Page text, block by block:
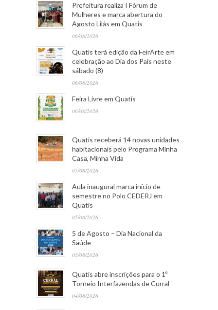
Prefeitura realiza I Fórum de
Mulheres e marca abertura do
Agosto Lilás em Quatis
06/08/2026
Quatis terá edição da FeirArte em
celebração ao Dia dos Pais neste
sábado (8)
06/08/2026
Feira Livre em Quatis
06/08/2026
Quatis receberá 14 novas unidades
habitacionais pelo Programa Minha
Casa, Minha Vida
05/08/2026
Aula inaugural marca início de
semestre no Polo CEDERJ em
Quatis
05/08/2026
5 de Agosto – Dia Nacional da
Saúde
05/08/2026
Quatis abre inscrições para o 1º
Torneio Interfazendas de Curral
04/08/2026